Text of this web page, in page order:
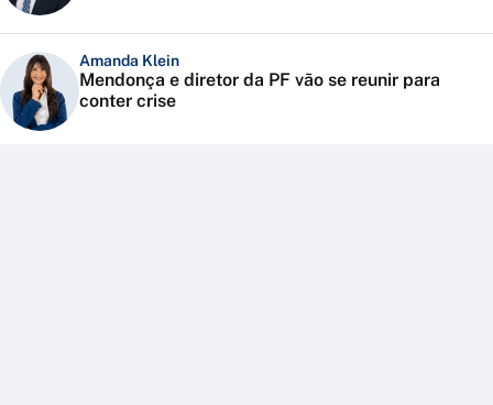
Amanda Klein
Mendonça e diretor da PF vão se reunir para
conter crise